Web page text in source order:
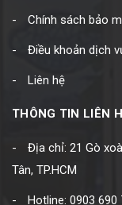
Chính sách bảo
Điều khoản dịch
Liên hệ
THÔNG TIN LIÊN
Địa chỉ: 21 Gò
Tân, TP.HCM
Hotline: 0903 690